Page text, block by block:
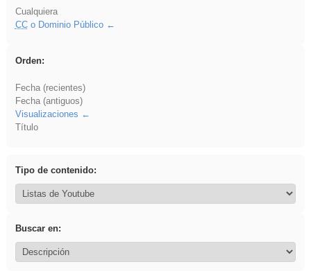
Cualquiera
CCo Dominio Público
Orden:
Fecha (recientes)
Fecha (antiguos)
Visualizaciones
Título
Tipo de contenido:
Buscar en: